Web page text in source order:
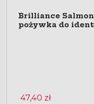
Brilliance
pożywka do
47,40 zł